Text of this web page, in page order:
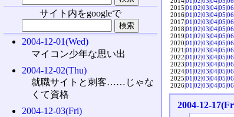
2015|01|02|03|04|05|06
2016|01|02|03|04|05|06
2017|01|02|03|04|05|06
2018|01|02|03|04|05|06
2019|01|02|03|04|05|06
2020|01|02|03|04|05|06
2021|01|02|03|04|05|06
2022|01|02|03|04|05|06
2023|01|02|03|04|05|06
2024|01|02|03|04|05|06
2025|01|02|03|04|05|06
2026|01|02|03|04|05|06
2004-12-
サイト内をgoogleで
2004-12-01(Wed)
マイコン少年な思い出
2004-12-02(Thu)
就職サイトと刺客……じゃな
くて資格
2004-12-03(Fri)